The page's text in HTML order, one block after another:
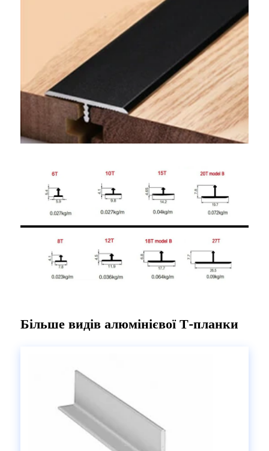
Більше видів алюмінієвої Т-планки